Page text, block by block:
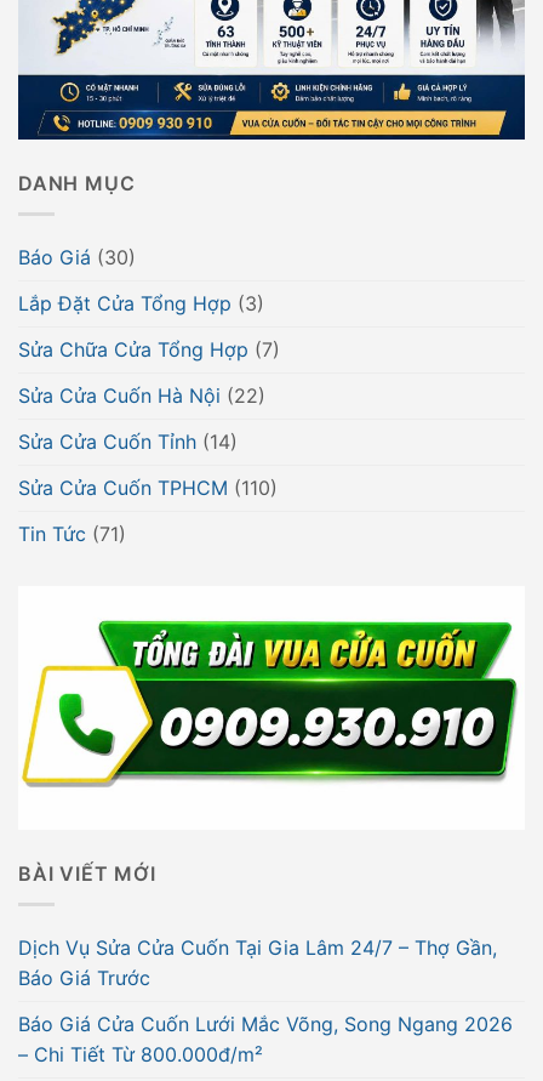
DANH MỤC
Báo Giá (30)
Lắp Đặt Cửa Tổng Hợp (3)
Sửa Chữa Cửa Tổng Hợp (7)
Sửa Cửa Cuốn Hà Nội (22)
Sửa Cửa Cuốn Tỉnh (14)
Sửa Cửa Cuốn TPHCM (110)
Tin Tức (71)
BÀI VIẾT MỚI
Dịch Vụ Sửa Cửa Cuốn Tại Gia Lâm 24/7 – Thợ Gần,
Báo Giá Trước
Báo Giá Cửa Cuốn Lưới Mắc Võng, Song Ngang 2026
– Chi Tiết Từ 800.000đ/m²